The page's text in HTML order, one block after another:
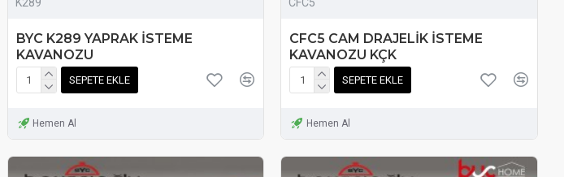
K289
BYC K289 YAPRAK İSTEME
KAVANOZU
SEPETE EKLE
Hemen Al
CFC5
CFC5 CAM DRAJELİK İSTEME
KAVANOZU KÇK
SEPETE EKLE
Hemen Al